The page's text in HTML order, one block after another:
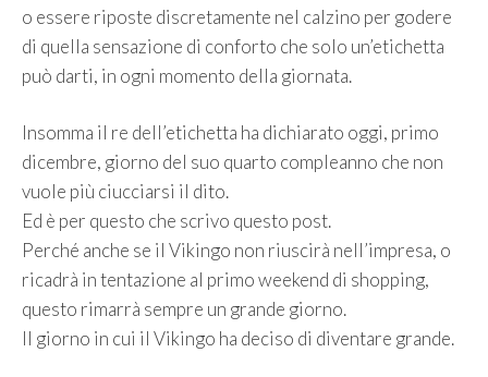
o essere riposte discretamente nel calzino per godere
di quella sensazione di conforto che solo un’etichetta
può darti, in ogni momento della giornata.
Insomma il re dell’etichetta ha dichiarato oggi, primo
dicembre, giorno del suo quarto compleanno che non
vuole più ciucciarsi il dito.
Ed è per questo che scrivo questo post.
Perché anche se il Vikingo non riuscirà nell’impresa, o
ricadrà in tentazione al primo weekend di shopping,
questo rimarrà sempre un grande giorno.
Il giorno in cui il Vikingo ha deciso di diventare grande.